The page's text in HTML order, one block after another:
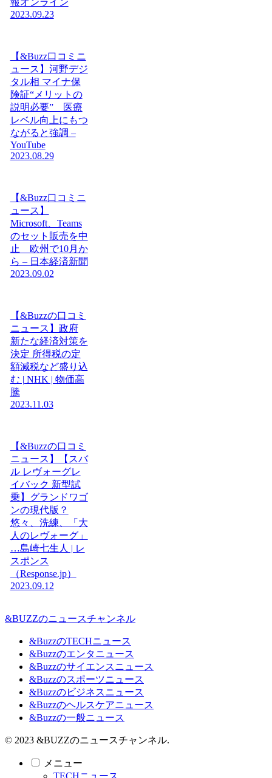
2023.09.23
【&Buzz口コミニ
ュース】河野デジ
タル相 マイナ保
険証“メリットの
説明必要” 医療
レベル向上にもつ
ながると強調 –
YouTube
2023.08.29
【&Buzz口コミニ
ュース】
Microsoft、Teams
のセット販売を中
止 欧州で10月か
ら – 日本経済新聞
2023.09.02
【&Buzzの口コミ
ニュース】政府
新たな経済対策を
決定 所得税の定
額減税など盛り込
む | NHK | 物価高
騰
2023.11.03
【&Buzzの口コミ
ニュース】【スバ
ル レヴォーグレ
イバック 新型試
乗】グランドワゴ
ンの現代版？
悠々、洗練、「大
人のレヴォーグ」
…島崎七生人 | レ
スポンス
（Response.jp）
2023.09.12
&BUZZのニュースチャンネル
&BuzzのTECHニュース
&Buzzのエンタニュース
&Buzzのサイエンスニュース
&Buzzのスポーツニュース
&Buzzのビジネスニュース
&Buzzのヘルスケアニュース
&Buzzの一般ニュース
© 2023 &BUZZのニュースチャンネル.
メニュー
TECHニュース